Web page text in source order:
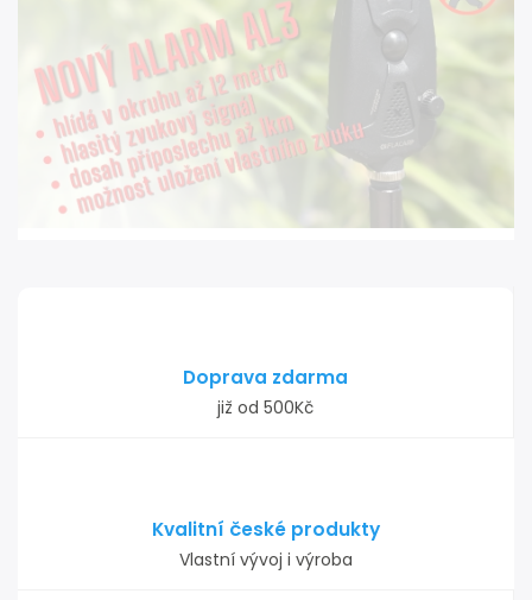
Doprava zdarma
již od 500Kč
Kvalitní české produkty
Vlastní vývoj i výroba